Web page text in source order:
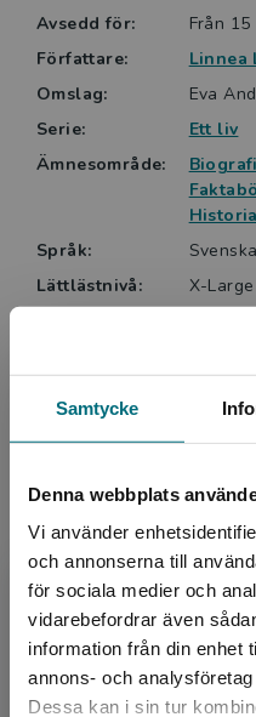
Samtycke
Denna webbplats
Vi använder
och annonserna till
för sociala medier och
vidarebefordrar även
information från din enhet
annons- och
Dessa kan i sin tur
Begränsad
XS-XXL. Serien Ett liv
Avsedd för:
Från 15
Författare:
Linnea
Omslag:
Eva
Serie:
Ett liv
Ämnesområde:
Historia
Språk:
Svenska
Lättlästnivå:
X-Large
Artikelnummer: